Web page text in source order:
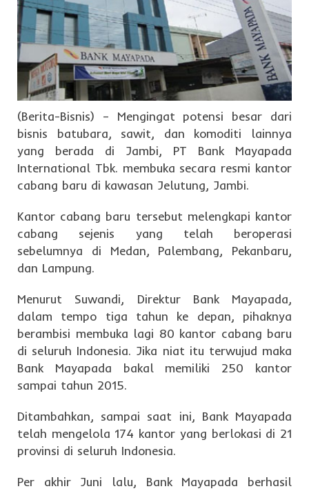
(Berita-Bisnis) – Mengingat potensi besar dari
bisnis batubara, sawit, dan komoditi lainnya
yang berada di Jambi, PT Bank Mayapada
International Tbk. membuka secara resmi kantor
cabang baru di kawasan Jelutung, Jambi.
Kantor cabang baru tersebut melengkapi kantor
cabang sejenis yang telah beroperasi
sebelumnya di Medan, Palembang, Pekanbaru,
dan Lampung.
Menurut Suwandi, Direktur Bank Mayapada,
dalam tempo tiga tahun ke depan, pihaknya
berambisi membuka lagi 80 kantor cabang baru
di seluruh Indonesia. Jika niat itu terwujud maka
Bank Mayapada bakal memiliki 250 kantor
sampai tahun 2015.
Ditambahkan, sampai saat ini, Bank Mayapada
telah mengelola 174 kantor yang berlokasi di 21
provinsi di seluruh Indonesia.
Per akhir Juni lalu, Bank Mayapada berhasil